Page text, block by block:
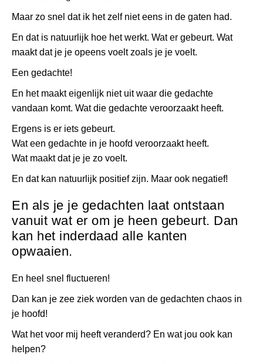
Maar zo snel dat ik het zelf niet eens in de gaten had.
En dat is natuurlijk hoe het werkt. Wat er gebeurt. Wat
maakt dat je je opeens voelt zoals je je voelt.
Een gedachte!
En het maakt eigenlijk niet uit waar die gedachte
vandaan komt. Wat die gedachte veroorzaakt heeft.
Ergens is er iets gebeurt.
Wat een gedachte in je hoofd veroorzaakt heeft.
Wat maakt dat je je zo voelt.
En dat kan natuurlijk positief zijn. Maar ook negatief!
En als je je gedachten laat ontstaan
vanuit wat er om je heen gebeurt. Dan
kan het inderdaad alle kanten
opwaaien.
En heel snel fluctueren!
Dan kan je zee ziek worden van de gedachten chaos in
je hoofd!
Wat het voor mij heeft veranderd? En wat jou ook kan
helpen?